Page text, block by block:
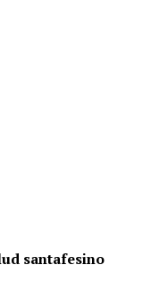
santafesino